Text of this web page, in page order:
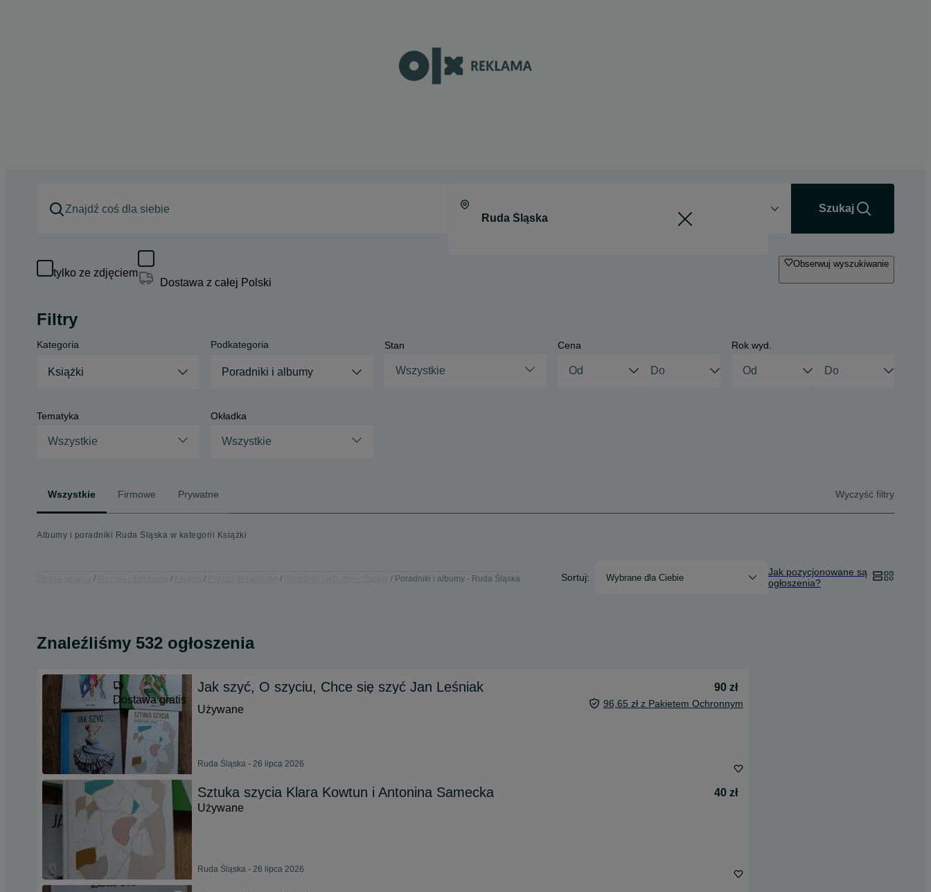
Szukaj
tylko ze zdjęciem
Dostawa z całej Polski
Obserwuj wyszukiwanie
Filtry
Kategoria
Książki
Podkategoria
Poradniki i albumy
Stan
Wszystkie
Cena Rok wyd.
Tematyka
Wszystkie
Okładka
Wszystkie
Wszystkie Firmowe Prywatne Wyczyść filtry
Albumy i poradniki Ruda Śląska w kategorii Książki
Poradniki i albumy - Ruda Śląska Sortuj: Wybrane dla Ciebie
Jak pozycjonowane są
ogłoszenia?
Znaleźliśmy 532 ogłoszenia
Dostawa gratis
Jak szyć, O szyciu, Chce się szyć Jan Leśniak
90 zł
Używane
96,65 zł z Pakietem Ochronnym
Ruda Śląska - 26 lipca 2026
Sztuka szycia Klara Kowtun i Antonina Samecka
40 zł
Używane
Ruda Śląska - 26 lipca 2026